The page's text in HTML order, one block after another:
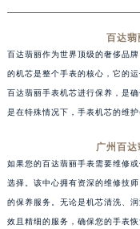
百达翡
百达翡丽作为世界顶级的奢侈品
的机芯是整个手表的核心，它的
百达翡丽手表机芯进行保养，是
是在特殊情况下，手表机芯的维护
广州百
如果您的百达翡丽手表需要维修
选择。该中心拥有资深的维修技
的保养服务。无论是机芯清洗、
效且精细的服务，确保您的手表恢